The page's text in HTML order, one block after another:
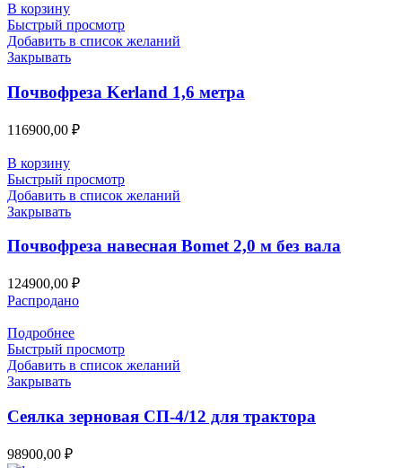
В корзину
Быстрый просмотр
Добавить в список желаний
Закрывать
Почвофреза Kerland 1,6 метра
116900,00 ₽
В корзину
Быстрый просмотр
Добавить в список желаний
Закрывать
Почвофреза навесная Bomet 2,0 м без вала
124900,00 ₽
Распродано
Подробнее
Быстрый просмотр
Добавить в список желаний
Закрывать
Сеялка зерновая СП-4/12 для трактора
98900,00 ₽